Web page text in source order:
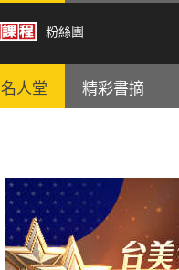
粉絲團
名人堂 精彩書摘